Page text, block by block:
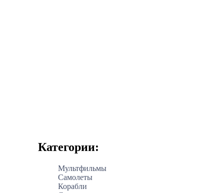
Категории:
Мультфильмы
Самолеты
Корабли